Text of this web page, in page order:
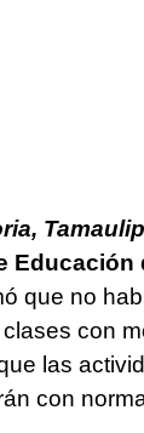
Educación
que no
con
las
con